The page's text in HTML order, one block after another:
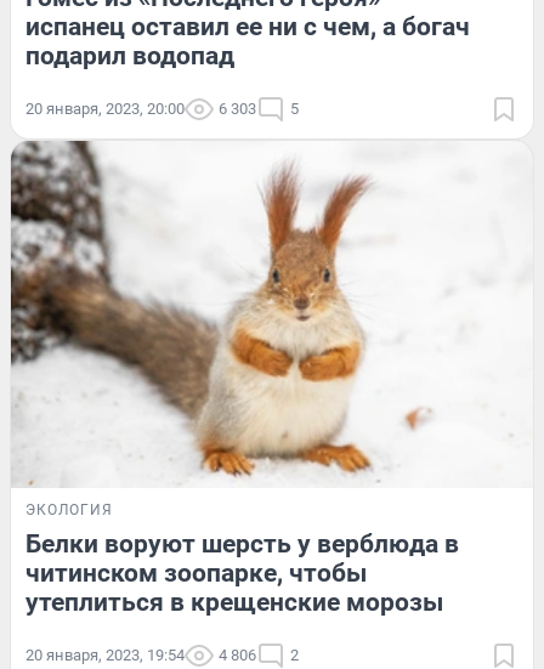
испанец оставил ее ни с чем, а богач
подарил водопад
20 января, 2023, 20:00 6 303 5
ЭКОЛОГИЯ
Белки воруют шерсть у верблюда в
читинском зоопарке, чтобы
утеплиться в крещенские морозы
20 января, 2023, 19:54 4 806 2